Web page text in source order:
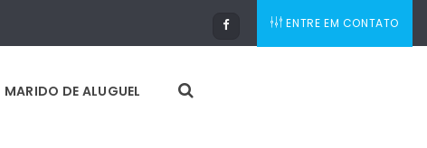
ENTRE EM CONTATO
MARIDO DE ALUGUEL